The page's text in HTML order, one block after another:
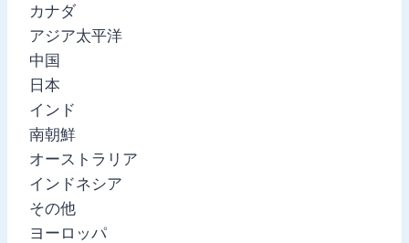
カナダ
アジア太平洋
中国
日本
インド
南朝鮮
オーストラリア
インドネシア
その他
ヨーロッパ